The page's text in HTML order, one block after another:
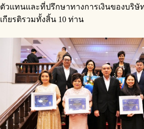
ตัวแทนและที่ปรึกษาทางการเงินของบริษั
เกียรติรวมทั้งสิ้น 10 ท่าน